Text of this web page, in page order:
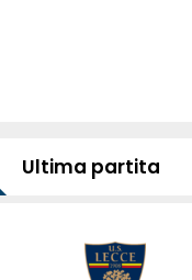
Ultima partita